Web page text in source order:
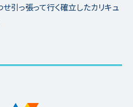
引っ張って行く確立したカリキュ